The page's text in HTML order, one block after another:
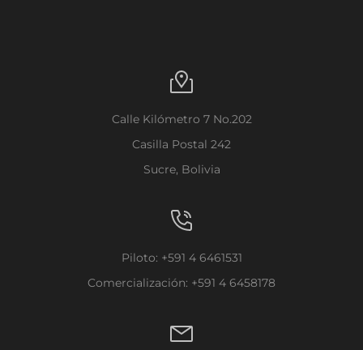
Calle Kilómetro 7 No.202
Casilla Postal 242
Sucre, Bolivia
Piloto: +591 4 6461531
Comercialización: +591 4 6458178